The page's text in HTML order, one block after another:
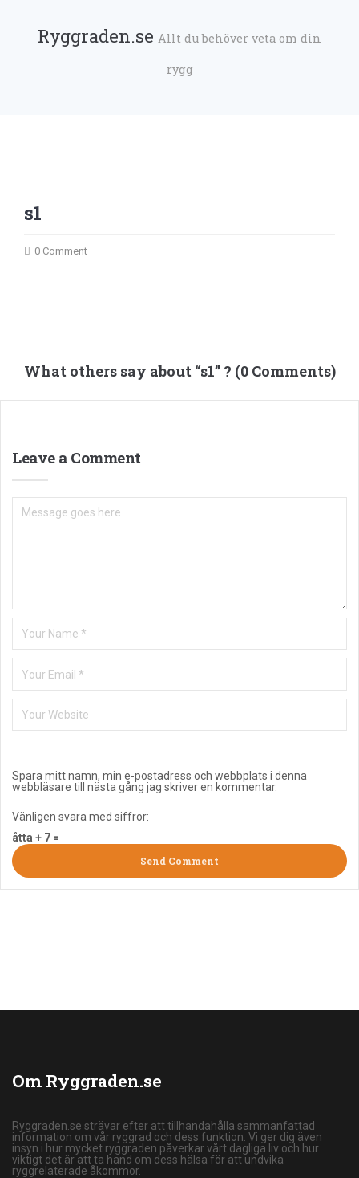
Ryggraden.se Allt du behöver veta om din
rygg
s1
0 Comment
What others say about “s1” ? (0 Comments)
Leave a Comment
Spara mitt namn, min e-postadress och webbplats i denna
webbläsare till nästa gång jag skriver en kommentar.
Vänligen svara med siffror:
åtta + 7 =
Om Ryggraden.se
Ryggraden.se strävar efter att tillhandahålla sammanfattad
information om vår ryggrad och dess funktion. Vi ger dig även
insyn i hur mycket ryggraden påverkar vårt dagliga liv och hur
viktigt det är att ta hand om dess hälsa för att undvika
ryggrelaterade åkommor.